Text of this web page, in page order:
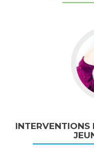
INTERVENTIONS